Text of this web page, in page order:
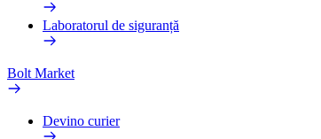
Laboratorul de siguranță
Bolt Market
Devino curier